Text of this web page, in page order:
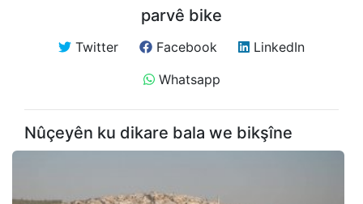
parvê bike
Twitter Facebook
LinkedIn
Whatsapp
Nûçeyên ku dikare bala we bikşîne